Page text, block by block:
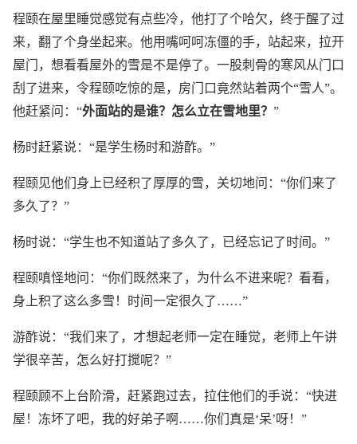
程颐在屋里睡觉感觉有点些冷，他打了个哈欠，终于醒了过
来，翻了个身坐起来。他用嘴呵呵冻僵的手，站起来，拉开
屋门，想看看屋外的雪是不是停了。一股刺骨的寒风从门口
刮了进来，令程颐吃惊的是，房门口竟然站着两个“雪人”。
他赶紧问：“外面站的是谁？怎么立在雪地里？ ”
杨时赶紧说：“是学生杨时和游酢。”
程颐见他们身上已经积了厚厚的雪，关切地问：“你们来了
多久了？”
杨时说：“学生也不知道站了多久了，已经忘记了时间。”
程颐嗔怪地问：“你们既然来了，为什么不进来呢？看看，
身上积了这么多雪！时间一定很久了……”
游酢说：“我们来了，才想起老师一定在睡觉，老师上午讲
学很辛苦，怎么好打搅呢？”
程颐顾不上台阶滑，赶紧跑过去，拉住他们的手说：“快进
屋！冻坏了吧，我的好弟子啊……你们真是‘呆’呀！”